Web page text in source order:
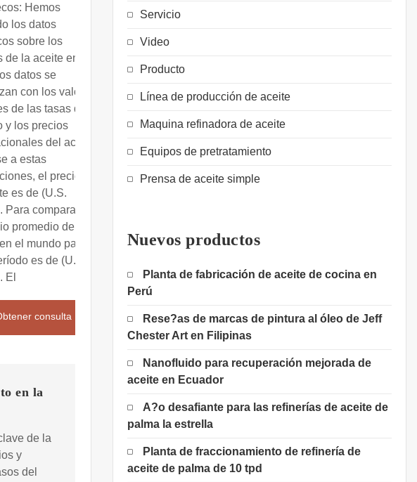
Hemos
los datos
sobre los
de la aceite en el
datos se
con los valores
de las tasas de
y los precios
del aceite.
a estas
el precio de
es de (U.S.
Para comparación,
promedio de la
el mundo para
es de (U.S.
El
consulta
en la
de la
y
del
Servicio
Video
Producto
Línea de producción de aceite
Maquina refinadora de aceite
Equipos de pretratamiento
Prensa de aceite simple
Nuevos productos
Planta de fabricación de aceite de cocina en
Perú
Rese?as de marcas de pintura al óleo de Jeff
Chester Art en Filipinas
Nanofluido para recuperación mejorada de
aceite en Ecuador
A?o desafiante para las refinerías de aceite de
palma la estrella
Planta de fraccionamiento de refinería de
aceite de palma de 10 tpd